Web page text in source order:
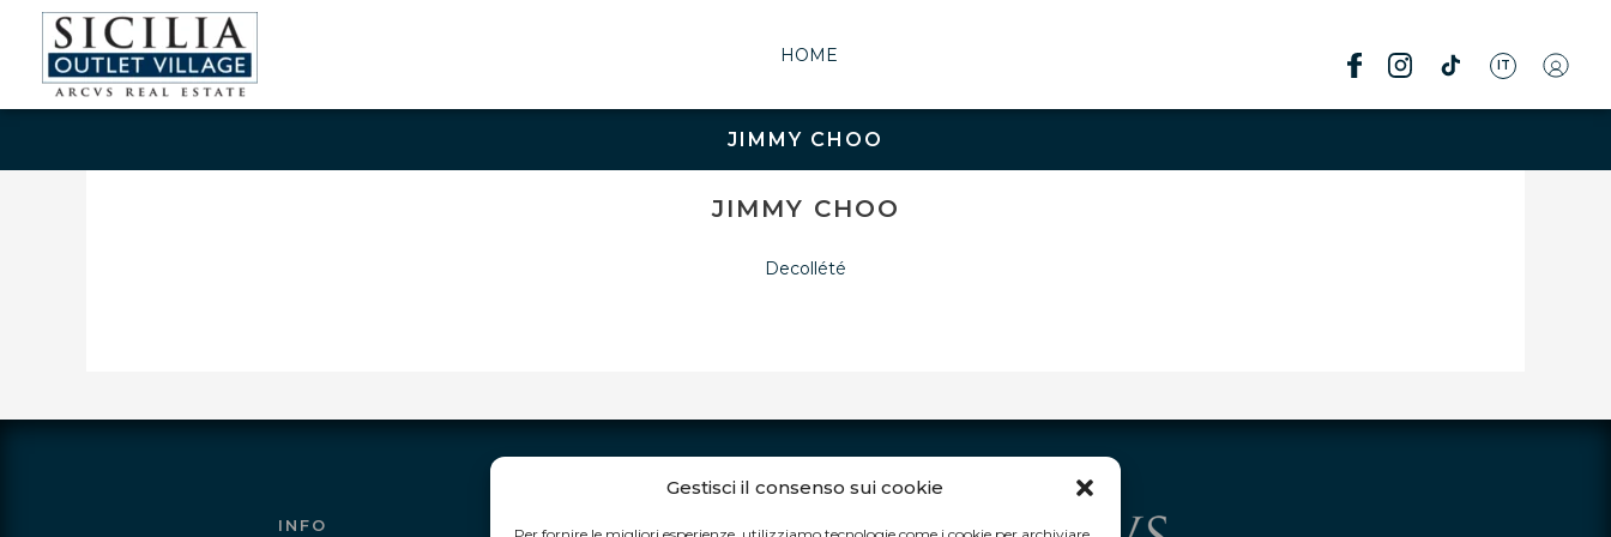
Gestisci il consenso sui cookie
HOME IT
JIMMY CHOO
JIMMY CHOO
Decollété
INFO